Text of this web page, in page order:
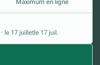
Maximum en ligne
· le 17 juilletle 17 juil.